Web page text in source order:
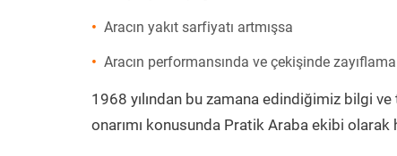
Aracın yakıt sarfiyatı artmışsa
Aracın performansında ve çekişinde
1968 yılından bu zamana edindiğimiz bilgi
onarımı konusunda Pratik Araba ekibi olarak